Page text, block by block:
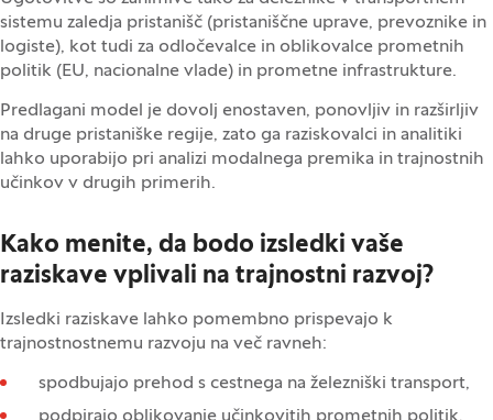
sistemu zaledja pristanišč (pristaniščne uprave, prevoznike in
logiste), kot tudi za odločevalce in oblikovalce prometnih
politik (EU, nacionalne vlade) in prometne infrastrukture.
Predlagani model je dovolj enostaven, ponovljiv in razširljiv
na druge pristaniške regije, zato ga raziskovalci in analitiki
lahko uporabijo pri analizi modalnega premika in trajnostnih
učinkov v drugih primerih.
Kako menite, da bodo izsledki vaše
raziskave vplivali na trajnostni razvoj?
Izsledki raziskave lahko pomembno prispevajo k
trajnostnostnemu razvoju na več ravneh:
spodbujajo prehod s cestnega na železniški transport,
podpirajo oblikovanje učinkovitih prometnih politik,